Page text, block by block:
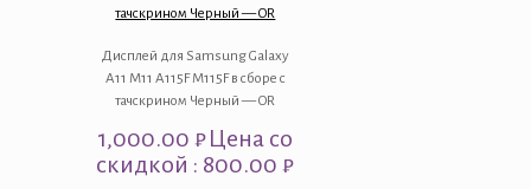
тачскрином Черный — OR
Дисплей для Samsung Galaxy
A11 M11 A115F M115F в сборе с
тачскрином Черный — OR
1,000.00₽Цена со
скидкой : 800.00 ₽